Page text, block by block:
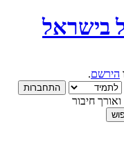
בישראל
הירשם.
חיבור